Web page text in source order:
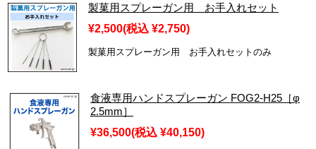
製菓用スプレーガン用 お手入れセット
¥2,500(税込 ¥2,750)
製菓用スプレーガン用 お手入れセットのみ
食液専用ハンドスプレーガン FOG2-H25［φ
2.5mm］
¥36,500(税込 ¥40,150)